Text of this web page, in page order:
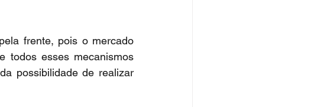
frente, pois o mercado
todos esses mecanismos
possibilidade de realizar